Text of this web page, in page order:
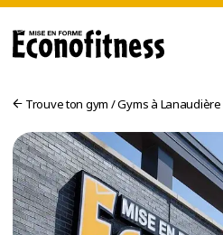
Trouve ton gym /Gyms à Lanaudière